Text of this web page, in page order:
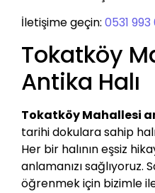
İletişime geçin: 0531
Tokatköy
Antika Halı
Tokatköy Mahallesi
tarihi dokulara sahip
Her bir halının eşsiz
anlamanızı
öğrenmek için bizimle